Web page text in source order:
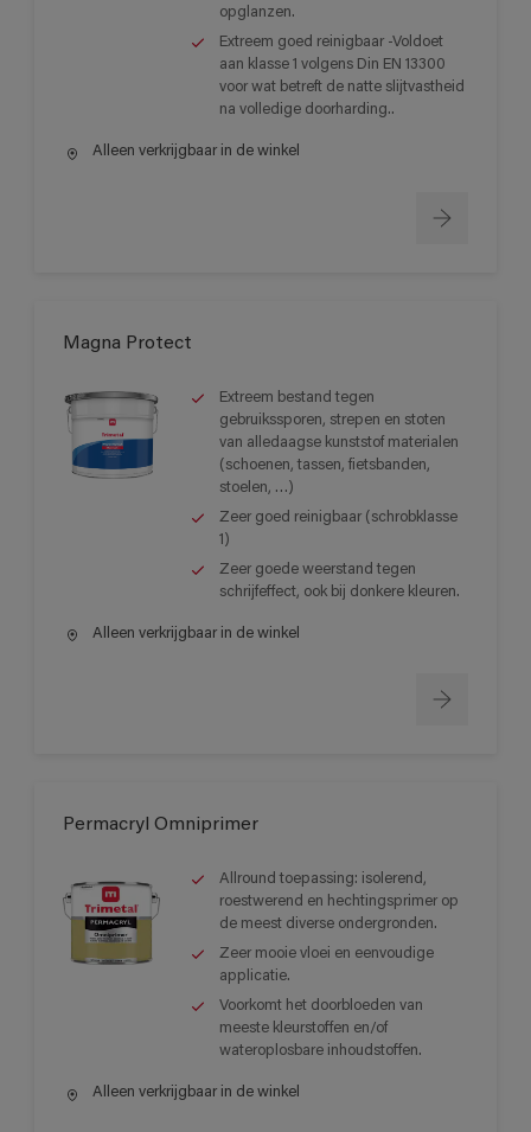
opglanzen.
Extreem goed reinigbaar -Voldoet
aan klasse 1 volgens Din EN 13300
voor wat betreft de natte slijtvastheid
na volledige doorharding..
Alleen verkrijgbaar in de winkel
Magna Protect
Extreem bestand tegen
gebruikssporen, strepen en stoten
van alledaagse kunststof materialen
(schoenen, tassen, fietsbanden,
stoelen, …)
Zeer goed reinigbaar (schrobklasse
1)
Zeer goede weerstand tegen
schrijfeffect, ook bij donkere kleuren.
Alleen verkrijgbaar in de winkel
Permacryl Omniprimer
Allround toepassing: isolerend,
roestwerend en hechtingsprimer op
de meest diverse ondergronden.
Zeer mooie vloei en eenvoudige
applicatie.
Voorkomt het doorbloeden van
meeste kleurstoffen en/of
wateroplosbare inhoudstoffen.
Alleen verkrijgbaar in de winkel